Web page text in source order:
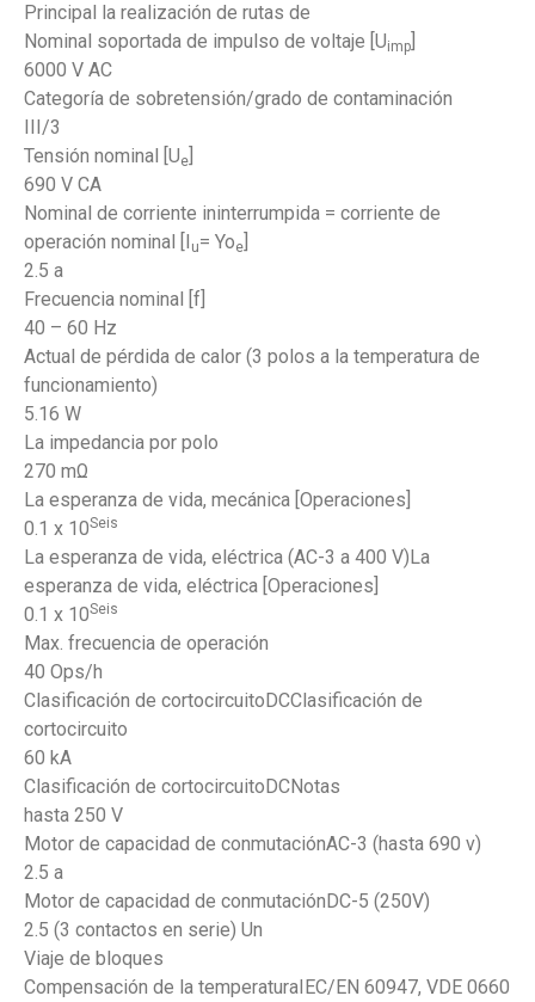
Principal la realización de rutas de
Nominal soportada de impulso de voltaje [Uimp
6000 V AC
Categoría de sobretensión/grado de contaminación
III/3
Tensión nominal [Ue
690 V CA
Nominal de corriente ininterrumpida = corriente de
operación nominal [I
u= Yoe
2.5 a
Frecuencia nominal [f]
40 – 60 Hz
Actual de pérdida de calor (3 polos a la temperatura de
funcionamiento)
5.16 W
La impedancia por polo
270 mΩ
La esperanza de vida, mecánica [Operaciones]
0.1 x 10Seis
La esperanza de vida, eléctrica (AC-3 a 400 V)La
esperanza de vida, eléctrica [Operaciones]
0.1 x 10Seis
Max. frecuencia de operación
40 Ops/h
Clasificación de cortocircuitoDCClasificación de
cortocircuito
60 kA
Clasificación de cortocircuitoDCNotas
hasta 250 V
Motor de capacidad de conmutaciónAC-3 (hasta 690 v)
2.5 a
Motor de capacidad de conmutaciónDC-5 (250V)
2.5 (3 contactos en serie) Un
Viaje de bloques
Compensación de la temperaturaIEC/EN 60947, VDE 0660